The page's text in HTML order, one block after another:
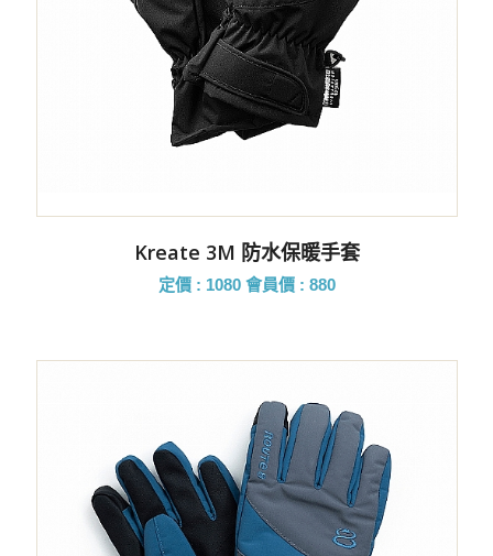
Kreate 3M 防水保暖手套
定價 : 1080 會員價 : 880